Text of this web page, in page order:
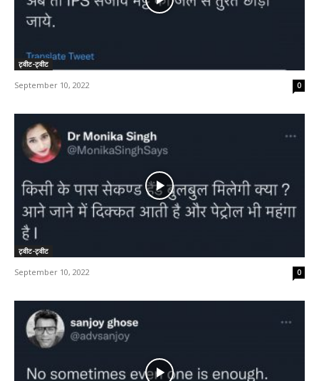
ट्वीट-ट्वीट
September 10, 2022 0
ट्वीट-ट्वीट
September 10, 2022 0